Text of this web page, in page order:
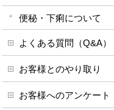
便秘・下痢について
よくある質問（Q&A）
お客様とのやり取り
お客様へのアンケート